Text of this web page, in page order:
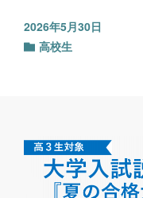
2026年5月30日
高校生